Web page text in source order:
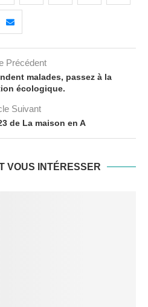
Précédent
malades, passez à la
écologique.
Suivant
de La maison en A
VOUS INTÉRESSER